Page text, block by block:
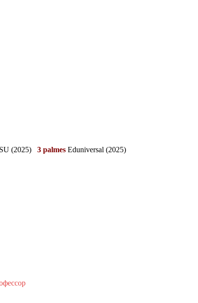
(2025) 3 palmes Eduniversal (2025)